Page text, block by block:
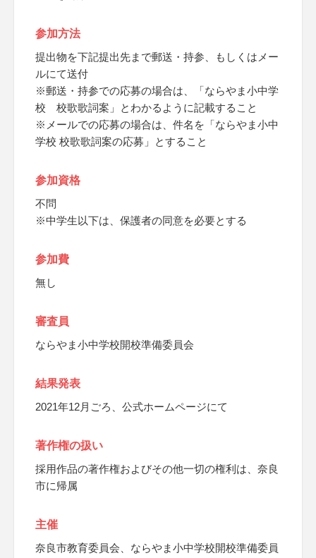
参加方法
提出物を下記提出先まで郵送・持参、もしくはメー
ルにて送付
※郵送・持参での応募の場合は、「ならやま小中学
校 校歌歌詞案」とわかるように記載すること
※メールでの応募の場合は、件名を「ならやま小中
学校 校歌歌詞案の応募」とすること
参加資格
不問
※中学生以下は、保護者の同意を必要とする
参加費
無し
審査員
ならやま小中学校開校準備委員会
結果発表
2021年12月ごろ、公式ホームページにて
著作権の扱い
採用作品の著作権およびその他一切の権利は、奈良
市に帰属
主催
奈良市教育委員会、ならやま小中学校開校準備委員